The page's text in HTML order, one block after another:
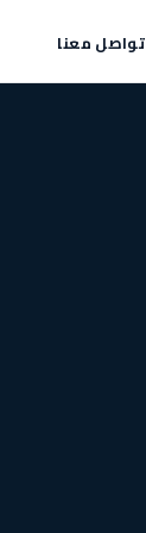
تواصل معنا